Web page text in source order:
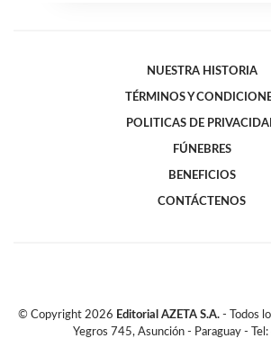
NUESTRA HISTORIA
TÉRMINOS Y
POLITICAS DE
FÚNEBRES
BENEFICIOS
CONTÁCTENOS
© Copyright 2026 Editorial AZETA S.A. - Todos
Yegros 745, Asunción - Paraguay -